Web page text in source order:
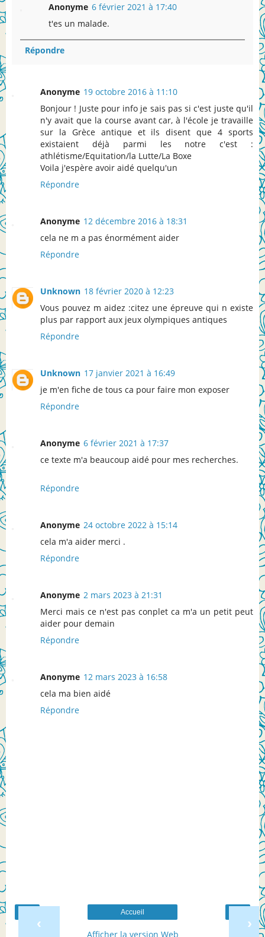
Anonyme 6 février 2021 à 17:40
t'es un malade.
Répondre
Anonyme 19 octobre 2016 à 11:10
Bonjour ! Juste pour info je sais pas si c'est juste qu'il
n'y avait que la course avant car, à l'école je travaille
sur la Grèce antique et ils disent que 4 sports
existaient déjà parmi les notre c'est :
athlétisme/Equitation/la Lutte/La Boxe
Voila j'espère avoir aidé quelqu'un
Répondre
Anonyme 12 décembre 2016 à 18:31
cela ne m a pas énormément aider
Répondre
Unknown 18 février 2020 à 12:23
Vous pouvez m aidez :citez une épreuve qui n existe
plus par rapport aux jeux olympiques antiques
Répondre
Unknown 17 janvier 2021 à 16:49
je m'en fiche de tous ca pour faire mon exposer
Répondre
Anonyme 6 février 2021 à 17:37
ce texte m'a beaucoup aidé pour mes recherches.
Répondre
Anonyme 24 octobre 2022 à 15:14
cela m'a aider merci .
Répondre
Anonyme 2 mars 2023 à 21:31
Merci mais ce n'est pas conplet ca m'a un petit peut
aider pour demain
Répondre
Anonyme 12 mars 2023 à 16:58
cela ma bien aidé
Répondre
‹ ›
Accueil
Afficher la version Web